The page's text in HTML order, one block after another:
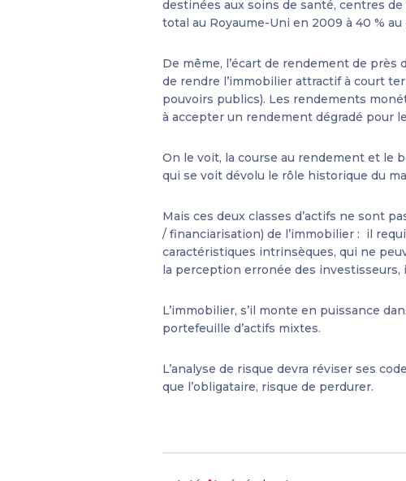
destinées aux soins de santé, centres
total au Royaume-Uni en 2009 à 40 %
De même, l’écart de rendement de
de rendre l’immobilier attractif à court
pouvoirs publics). Les rendements
à accepter un rendement dégradé pour
On le voit, la course au rendement et le
qui se voit dévolu le rôle historique du
Mais ces deux classes d’actifs ne sont
/ financiarisation) de l’immobilier : il
caractéristiques intrinsèques, qui ne
la perception erronée des investisseurs,
L’immobilier, s’il monte en puissance
portefeuille d’actifs mixtes.
L’analyse de risque devra réviser ses
que l’obligataire, risque de perdurer.